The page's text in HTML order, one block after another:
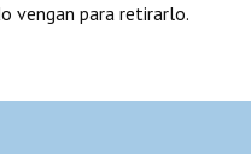
vengan para retirarlo.